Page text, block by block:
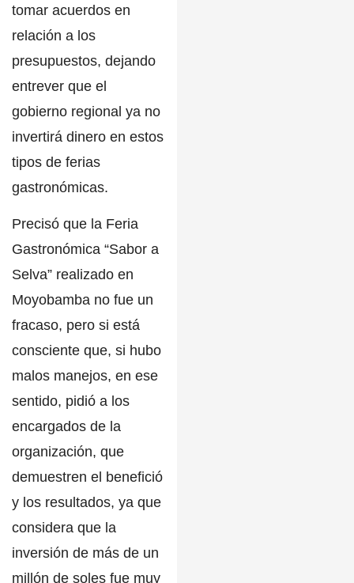
tomar acuerdos en
relación a los
presupuestos, dejando
entrever que el
gobierno regional ya no
invertirá dinero en estos
tipos de ferias
gastronómicas.
Precisó que la Feria
Gastronómica “Sabor a
Selva” realizado en
Moyobamba no fue un
fracaso, pero si está
consciente que, si hubo
malos manejos, en ese
sentido, pidió a los
encargados de la
organización, que
demuestren el benefició
y los resultados, ya que
considera que la
inversión de más de un
millón de soles fue muy